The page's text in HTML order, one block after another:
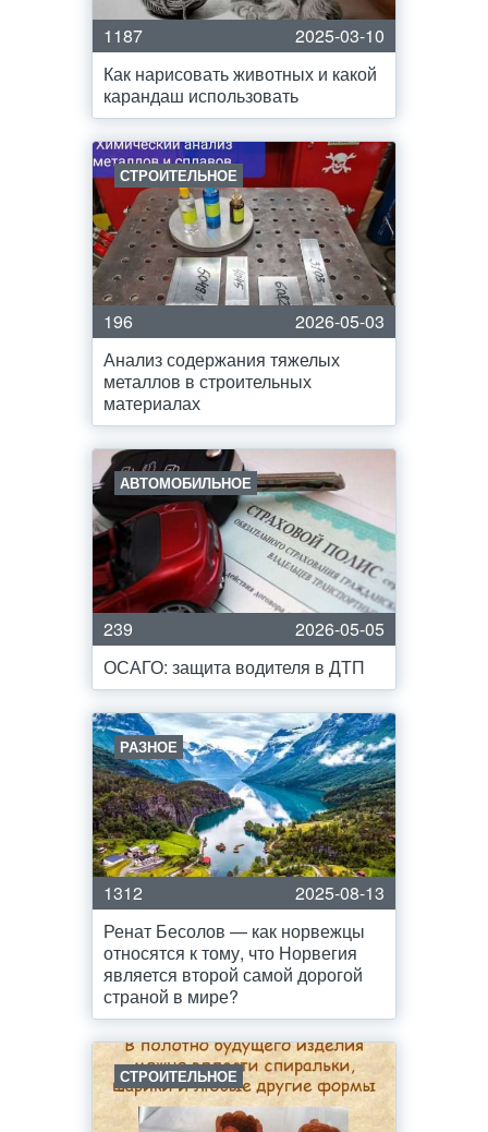
1187
2025-03-10
Как нарисовать животных и какой
карандаш использовать
СТРОИТЕЛЬНОЕ
196
2026-05-03
Анализ содержания тяжелых
металлов в строительных
материалах
АВТОМОБИЛЬНОЕ
239
2026-05-05
ОСАГО: защита водителя в ДТП
РАЗНОЕ
1312
2025-08-13
Ренат Бесолов — как норвежцы
относятся к тому, что Норвегия
является второй самой дорогой
страной в мире?
СТРОИТЕЛЬНОЕ